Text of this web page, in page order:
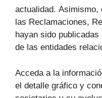
actualidad. Asimismo,
las Reclamaciones,
hayan sido
de las entidades
Acceda a la
el detalle gráfico y